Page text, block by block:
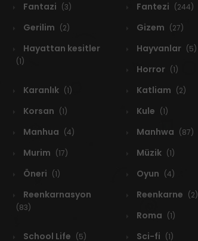
Fantazi (3) Fantezi (244)
Gerilim (2) Gizem (27)
Hayattan kesitler
(1)
Hayvanlar (5)
Horror (1)
Karanlık (1) Katliam (2)
Korsan (1) Kule (1)
Manhua (4) Manhwa (87)
Murim (17) Müzik (1)
Öneri (1) Oyun (4)
Reenkarnasyon
(83)
Reenkarne (2)
Roma (1)
School Life (5) Sci-fi (1)